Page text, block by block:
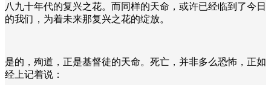
八九十年代的复兴之花。而同样的天命，或许已经临到了今日
的我们，为着未来那复兴之花的绽放。
是的，殉道，正是基督徒的天命。死亡，并非多么恐怖，正如
经上记着说：